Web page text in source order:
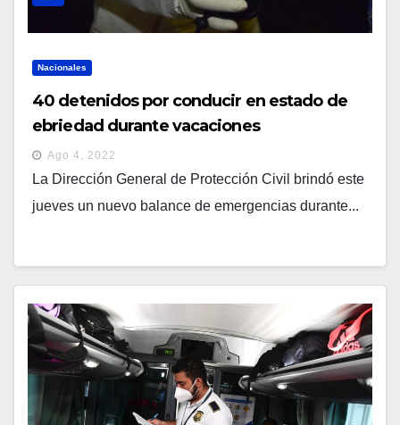
Nacionales
40 detenidos por conducir en estado de
ebriedad durante vacaciones
Ago 4, 2022
La Dirección General de Protección Civil brindó este
jueves un nuevo balance de emergencias durante...